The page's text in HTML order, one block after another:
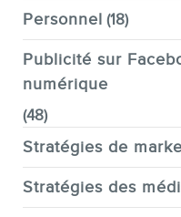
Personnel (18)
Publicité sur
numérique
(48)
Stratégies de
Stratégies des